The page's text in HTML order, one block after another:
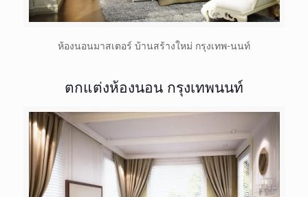
ห้องนอนมาสเตอร์ บ้านสร้างใหม่ กรุงเทพ-นนท์
ตกแต่งห้องนอน กรุงเทพนนท์